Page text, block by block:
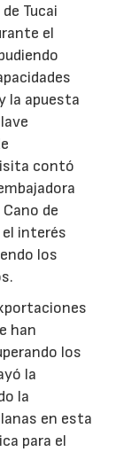
Tucai
el
la apuesta
contó
de
interés
los
han
los
la
la
en esta
para el